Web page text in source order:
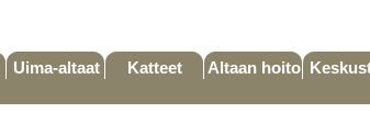
Uima-altaat Katteet Altaan hoito